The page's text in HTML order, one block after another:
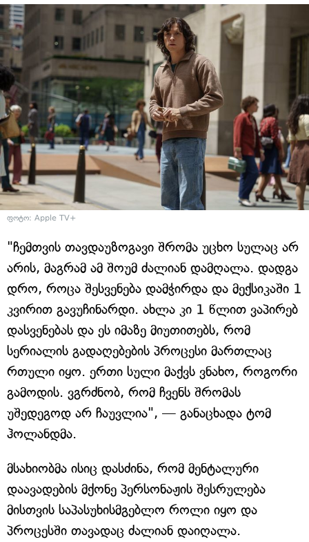
ფოტო: Apple TV+
"ჩემთვის თავდაუზოგავი შრომა უცხო სულაც არ
არის, მაგრამ ამ შოუმ ძალიან დამღალა. დადგა
დრო, როცა შესვენება დამჭირდა და მექსიკაში 1
კვირით გავუჩინარდი. ახლა კი 1 წლით ვაპირებ
დასვენებას და ეს იმაზე მიუთითებს, რომ
სერიალის გადაღებების პროცესი მართლაც
რთული იყო. ერთი სული მაქვს ვნახო, როგორი
გამოდის. ვგრძნობ, რომ ჩვენს შრომას
უშედეგოდ არ ჩაუვლია", — განაცხადა ტომ
ჰოლანდმა.
მსახიობმა ისიც დასძინა, რომ მენტალური
დაავადების მქონე პერსონაჟის შესრულება
მისთვის საპასუხისმგებლო როლი იყო და
პროცესში თავადაც ძალიან დაიღალა.